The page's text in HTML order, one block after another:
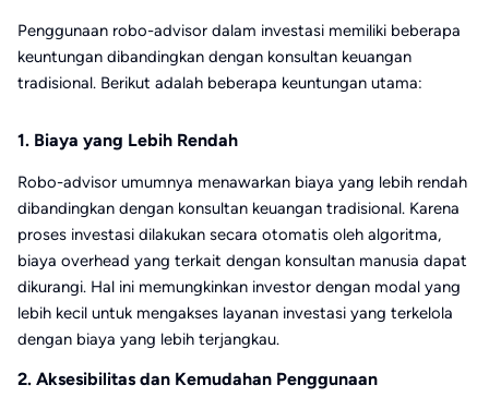
Penggunaan robo-advisor dalam investasi memiliki beberapa
keuntungan dibandingkan dengan konsultan keuangan
tradisional. Berikut adalah beberapa keuntungan utama:
1. Biaya yang Lebih Rendah
Robo-advisor umumnya menawarkan biaya yang lebih rendah
dibandingkan dengan konsultan keuangan tradisional. Karena
proses investasi dilakukan secara otomatis oleh algoritma,
biaya overhead yang terkait dengan konsultan manusia dapat
dikurangi. Hal ini memungkinkan investor dengan modal yang
lebih kecil untuk mengakses layanan investasi yang terkelola
dengan biaya yang lebih terjangkau.
2. Aksesibilitas dan Kemudahan Penggunaan